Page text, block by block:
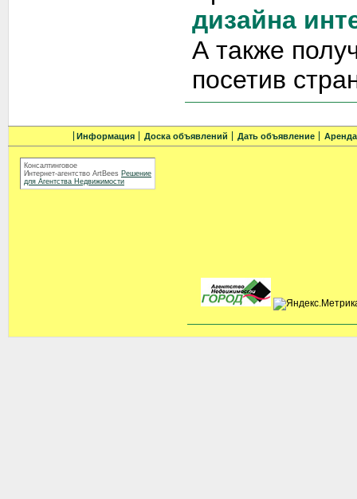
дизайна
А также
посетив
Информация Доска объявлений Дать объявление Аренда
Консалтинговое
Интернет-агентство ArtBees Решение
для Агентства Недвижимости